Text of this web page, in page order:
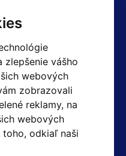
zlepšenie vášho
webových
zobrazovali
reklamy, na
webových
odkiaľ naši
234 204